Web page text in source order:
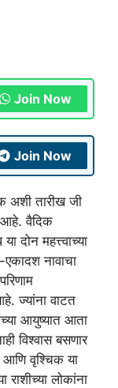
Join Now
Join Now
तारीख जी
आहे. वैदिक
दोन महत्त्वाच्या
एकादश नावाचा
ज्यांना वाटत
आयुष्यात आता
विश्वास बसणार
वृश्चिक या
राशीच्या लोकांना